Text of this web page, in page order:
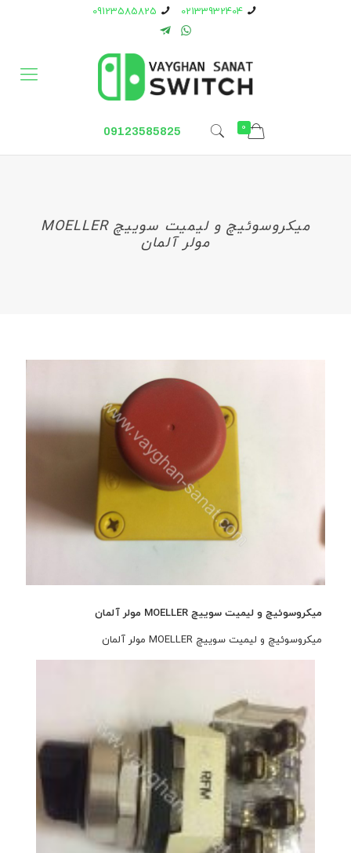
02133932404
09123585825
0
09123585825
میکروسوئیچ و لیمیت سوییچ MOELLER
مولر آلمان
میکروسوئیچ و لیمیت سوییچ MOELLER مولر آلمان
میکروسوئیچ و لیمیت سوییچ MOELLER مولر آلمان